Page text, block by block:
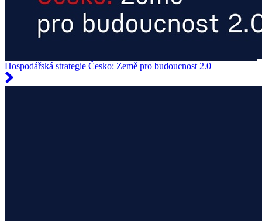
Hospodářská strategie Česko: Země pro budoucnost 2.0